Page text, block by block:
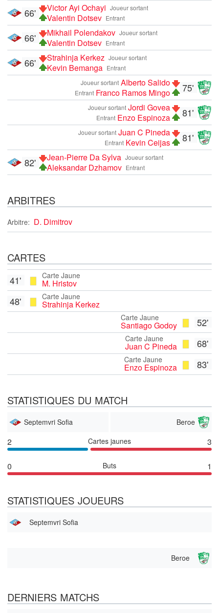
Joueur sortant
Victor Ayi Ochayi
Entrant
Valentin Dotsev
66'
Joueur sortant
Mikhail Polendakov
Entrant
Valentin Dotsev
66'
Joueur sortant
Strahinja Kerkez
Entrant
Kevin Bemanga
66'
75'
Joueur sortant Alberto Salido
Entrant Franco Ramos Mingo
81'
Joueur sortant Jordi Govea
Entrant Enzo Espinoza
81'
Joueur sortant Juan C Pineda
Entrant Kevin Ceijas
Joueur sortant
Jean-Pierre Da Sylva
Entrant
Aleksandar Dzhamov
82'
ARBITRES
Arbitre: D. Dimitrov
CARTES
Carte Jaune
M. Hristov
41'
Carte Jaune
Strahinja Kerkez
48'
52'
Carte Jaune
Santiago Godoy
68'
Carte Jaune
Juan C Pineda
83'
Carte Jaune
Enzo Espinoza
STATISTIQUES DU MATCH
Septemvri Sofia Beroe
2 Cartes jaunes 3
0 Buts 1
STATISTIQUES JOUEURS
Septemvri Sofia
Beroe
DERNIERS MATCHS